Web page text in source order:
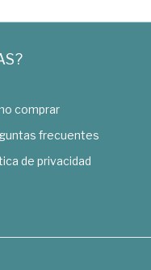
comprar
frecuentes
de privacidad